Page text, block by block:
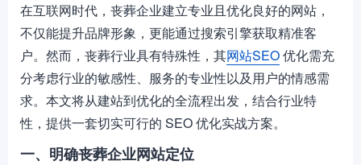
在互联网时代，丧葬企业建立专业且优化良好的网站，
不仅能提升品牌形象，更能通过搜索引擎获取精准客
户。然而，丧葬行业具有特殊性，其网站SEO优化需充
分考虑行业的敏感性、服务的专业性以及用户的情感需
求。本文将从建站到优化的全流程出发，结合行业特
性，提供一套切实可行的 SEO 优化实战方案。
一、明确丧葬企业网站定位